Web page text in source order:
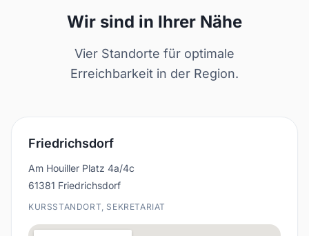
Wir sind in Ihrer Nähe
Vier Standorte für optimale
Erreichbarkeit in der Region.
Friedrichsdorf
Am Houiller Platz 4a/4c
61381 Friedrichsdorf
KURSSTANDORT, SEKRETARIAT